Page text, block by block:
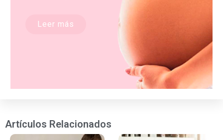
Leer más
Artículos Relacionados